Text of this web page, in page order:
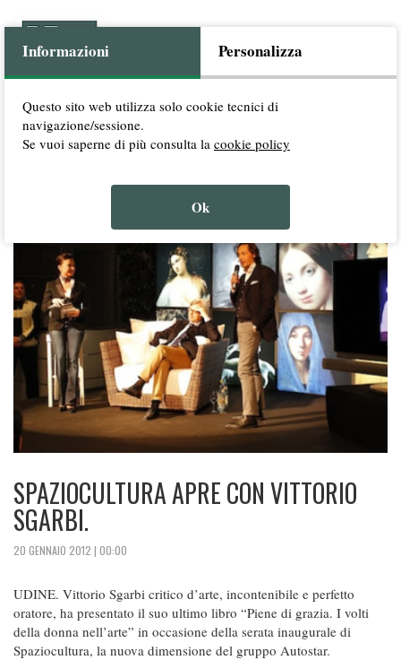
Informazioni Personalizza
Questo sito web utilizza solo cookie tecnici di
navigazione/sessione.
Se vuoi saperne di più consulta la cookie policy
Ok
SERVIZI / ESPERIENZE CHI SIAMO /
SPAZIOCULTURA APRE CON VITTORIO
SGARBI.
20 GENNAIO 2012 | 00:00
UDINE. Vittorio Sgarbi critico d’arte, incontenibile e perfetto
oratore, ha presentato il suo ultimo libro “Piene di grazia. I volti
della donna nell’arte” in occasione della serata inaugurale di
Spaziocultura, la nuova dimensione del gruppo Autostar.